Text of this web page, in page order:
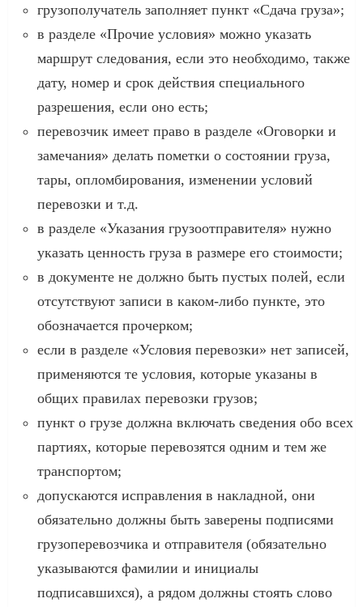
грузополучатель заполняет пункт «Сдача груза»;
в разделе «Прочие условия» можно указать
маршрут следования, если это необходимо, также
дату, номер и срок действия специального
разрешения, если оно есть;
перевозчик имеет право в разделе «Оговорки и
замечания» делать пометки о состоянии груза,
тары, опломбирования, изменении условий
перевозки и т.д.
в разделе «Указания грузоотправителя» нужно
указать ценность груза в размере его стоимости;
в документе не должно быть пустых полей, если
отсутствуют записи в каком-либо пункте, это
обозначается прочерком;
если в разделе «Условия перевозки» нет записей,
применяются те условия, которые указаны в
общих правилах перевозки грузов;
пункт о грузе должна включать сведения обо всех
партиях, которые перевозятся одним и тем же
транспортом;
допускаются исправления в накладной, они
обязательно должны быть заверены подписями
грузоперевозчика и отправителя (обязательно
указываются фамилии и инициалы
подписавшихся), а рядом должны стоять слово